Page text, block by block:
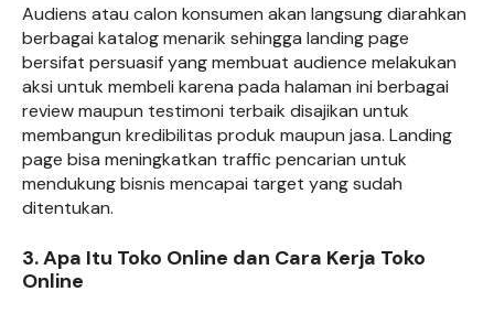
Audiens atau calon konsumen akan langsung diarahkan
berbagai katalog menarik sehingga landing page
bersifat persuasif yang membuat audience melakukan
aksi untuk membeli karena pada halaman ini berbagai
review maupun testimoni terbaik disajikan untuk
membangun kredibilitas produk maupun jasa. Landing
page bisa meningkatkan traffic pencarian untuk
mendukung bisnis mencapai target yang sudah
ditentukan.
3. Apa Itu Toko Online dan Cara Kerja Toko
Online